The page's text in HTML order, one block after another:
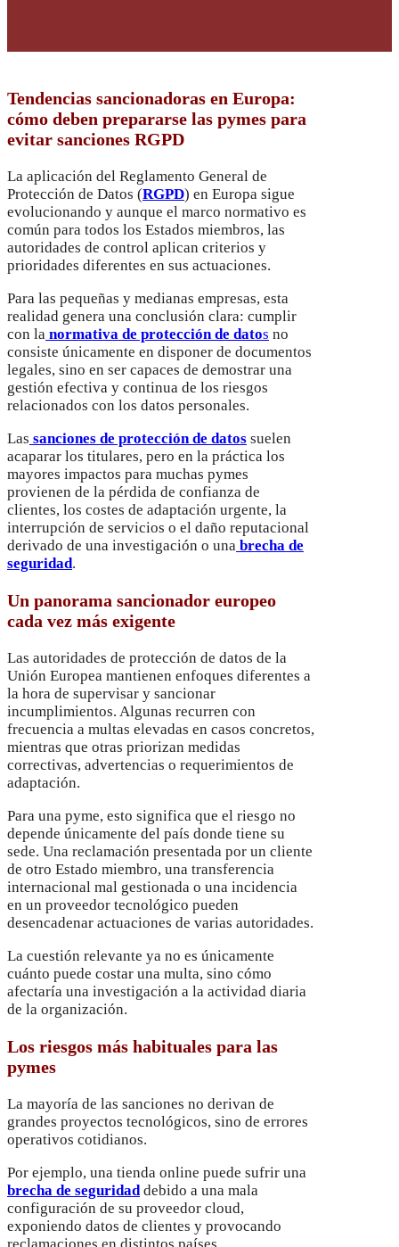
Tendencias sancionadoras en Europa:
cómo deben prepararse las pymes para
evitar sanciones RGPD
La aplicación del Reglamento General de
Protección de Datos (RGPD) en Europa sigue
evolucionando y aunque el marco normativo es
común para todos los Estados miembros, las
autoridades de control aplican criterios y
prioridades diferentes en sus actuaciones.
Para las pequeñas y medianas empresas, esta
realidad genera una conclusión clara: cumplir
con la normativa de protección de datos no
consiste únicamente en disponer de documentos
legales, sino en ser capaces de demostrar una
gestión efectiva y continua de los riesgos
relacionados con los datos personales.
Las sanciones de protección de datos suelen
acaparar los titulares, pero en la práctica los
mayores impactos para muchas pymes
provienen de la pérdida de confianza de
clientes, los costes de adaptación urgente, la
interrupción de servicios o el daño reputacional
derivado de una investigación o una brecha de
seguridad.
Un panorama sancionador europeo
cada vez más exigente
Las autoridades de protección de datos de la
Unión Europea mantienen enfoques diferentes a
la hora de supervisar y sancionar
incumplimientos. Algunas recurren con
frecuencia a multas elevadas en casos concretos,
mientras que otras priorizan medidas
correctivas, advertencias o requerimientos de
adaptación.
Para una pyme, esto significa que el riesgo no
depende únicamente del país donde tiene su
sede. Una reclamación presentada por un cliente
de otro Estado miembro, una transferencia
internacional mal gestionada o una incidencia
en un proveedor tecnológico pueden
desencadenar actuaciones de varias autoridades.
La cuestión relevante ya no es únicamente
cuánto puede costar una multa, sino cómo
afectaría una investigación a la actividad diaria
de la organización.
Los riesgos más habituales para las
pymes
La mayoría de las sanciones no derivan de
grandes proyectos tecnológicos, sino de errores
operativos cotidianos.
Por ejemplo, una tienda online puede sufrir una
brecha de seguridaddebido a una mala
configuración de su proveedor cloud,
exponiendo datos de clientes y provocando